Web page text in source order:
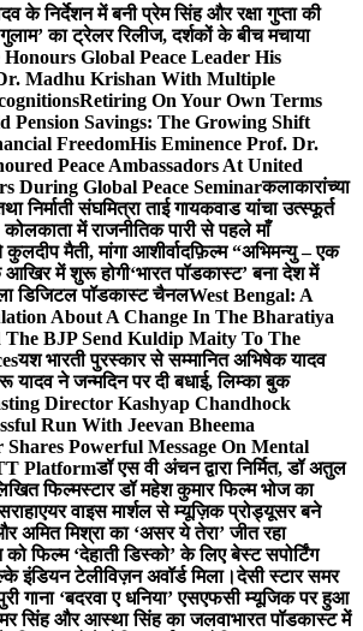
के निर्देशन में बनी प्रेम सिंह और रक्षा गुप्ता की
का ट्रेलर रिलीज, दर्शकों के बीच मचाया
Global Peace Leader His
Madhu Krishan With Multiple
Retiring On Your Own Terms
Savings: The Growing Shift
FreedomHis Eminence Prof. Dr.
Peace Ambassadors At United
During Global Peace Seminarकलाकारांच्या
निर्माती संघमित्रा ताई गायकवाड यांचा उत्स्फूर्त
में राजनीतिक पारी से पहले माँ
कुलदीप मैती, मांगा आशीर्वादफ़िल्म “अभिमन्यु – एक
आखिर में शुरू होगी‘भारत पॉडकास्ट’ बना देश में
डिजिटल पॉडकास्ट चैनलWest Bengal: A
About A Change In The Bharatiya
BJP Send Kuldip Maity To The
यश भारती पुरस्कार से सम्मानित अभिषेक यादव
यादव ने जन्मदिन पर दी बधाई, लिम्का बुक
Director Kashyap Chandhock
Run With Jeevan Bheema
Powerful Message On Mental
Platformडॉ एस वी अंचन द्वारा निर्मित, डॉ अतुल
फिल्मस्टार डॉ महेश कुमार फिल्म भोज का
एयर वाइस मार्शल से म्यूज़िक प्रोड्यूसर बने
अमित मिश्रा का ‘असर ये तेरा’ जीत रहा
फिल्म ‘देहाती डिस्को’ के लिए बेस्ट सपोर्टिंग
इंडियन टेलीविज़न अवॉर्ड मिला।देसी स्टार समर
गाना ‘बदरवा ए धनिया’ एसएफसी म्यूजिक पर हुआ
सिंह और आस्था सिंह का जलवाभारत पॉडकास्ट में